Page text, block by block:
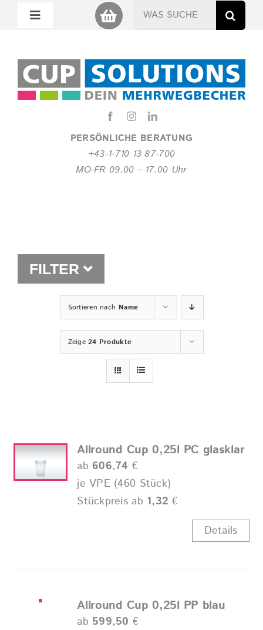
PERSÖNLICHE BERATUNG
+43-1-710 13 87-700
MO-FR 09.00 – 17.00 Uhr
Toggle
Miet Cup
Nachhaltigkeit
Shop
Suche
nach:
FILTER
Sortieren nach Name
Zeige24 Produkte
Allround Cup 0,25l PC glasklar
ab606,74 €
je VPE (460 Stück)
Stückpreis ab 1,32 €
Details
Allround Cup 0,25l PP blau
ab 599,50 €